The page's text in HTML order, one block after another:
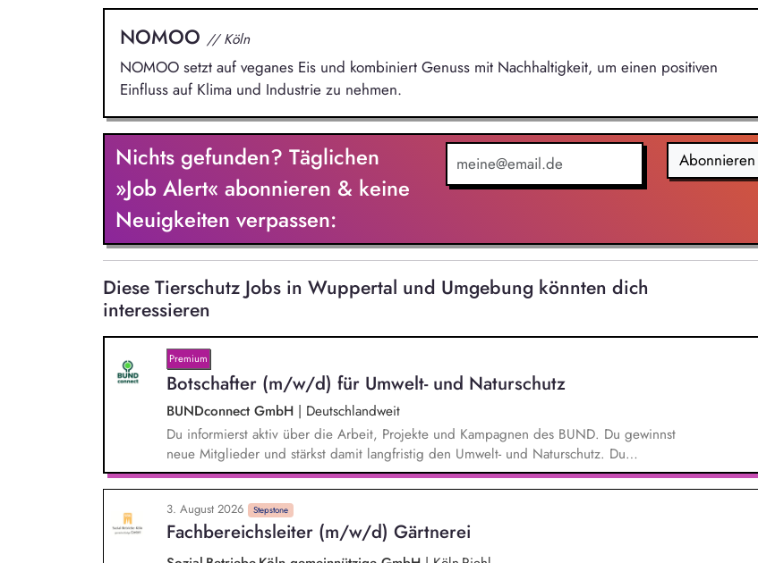
NOMOO // Köln
NOMOO setzt auf veganes Eis und kombiniert Genuss mit Nachhaltigkeit, um einen positiven
Einfluss auf Klima und Industrie zu nehmen.
Nichts gefunden? Täglichen
»Job Alert« abonnieren & keine
Neuigkeiten verpassen:
Abonnieren
Diese Tierschutz Jobs in Wuppertal und Umgebung könnten dich
interessieren
Premium
Botschafter (m/w/d) für Umwelt- und Naturschutz
BUNDconnect GmbH | Deutschlandweit
Du informierst aktiv über die Arbeit, Projekte und Kampagnen des BUND. Du gewinnst
neue Mitglieder und stärkst damit langfristig den Umwelt- und Naturschutz. Du
beantwortest Fragen zu Umwelt-, Arten- und Klimaschutz nach bestem Wissen und
Gewissen. Du unterstützt Kampagnen und Aktionen, beispielsweise durch das Sammeln
von Unterschriften für Petitionen.
3. August 2026 Stepstone
Fachbereichsleiter (m/w/d) Gärtnerei